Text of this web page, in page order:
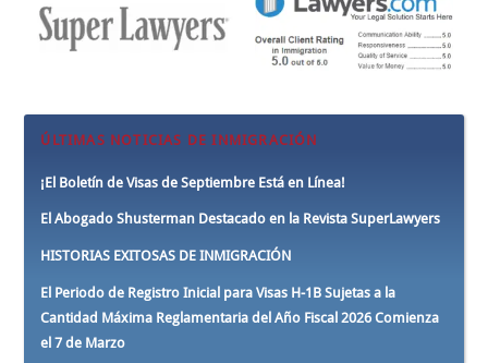
ÚLTIMAS NOTICIAS DE INMIGRACIÓN
¡El Boletín de Visas de Septiembre Está en Línea!
El Abogado Shusterman Destacado en la Revista SuperLawyers
HISTORIAS EXITOSAS DE INMIGRACIÓN
El Periodo de Registro Inicial para Visas H-1B Sujetas a la
Cantidad Máxima Reglamentaria del Año Fiscal 2026 Comienza
el 7 de Marzo